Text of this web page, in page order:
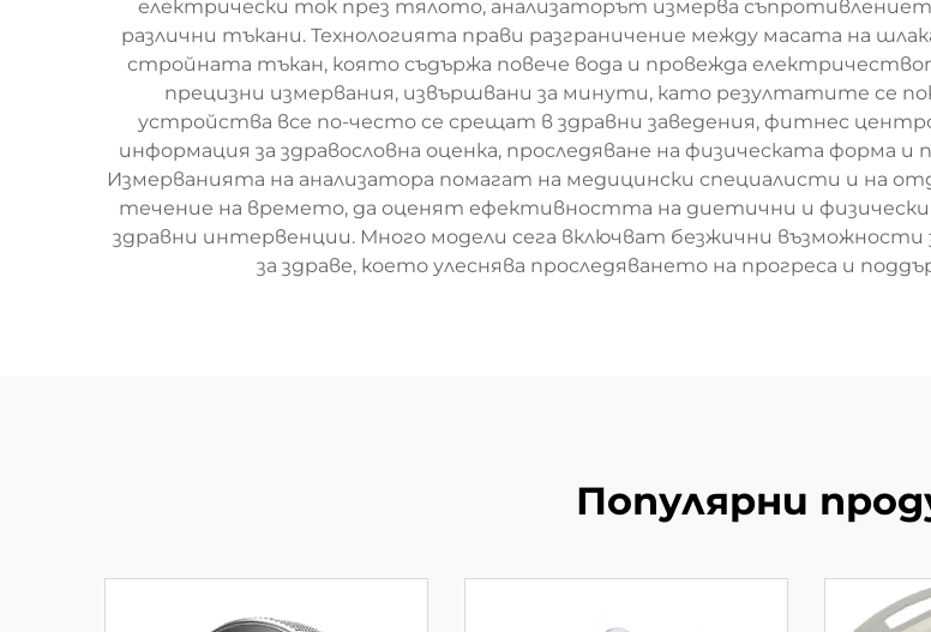
електрически ток през тялото, анализаторът измерва
различни тъкани. Технологията прави разграничение между масата на
стройната тъкан, която съдържа повече вода и провежда
прецизни измервания, извършвани за минути, като резултатите се
устройства все по-често се срещат в здравни заведения, фитнес
информация за здравословна оценка, проследяване на физическата форма и
Измерванията на анализатора помагат на медицински специалисти и на
течение на времето, да оценят ефективността на диетични и
здравни интервенции. Много модели сега включват безжични възможности
за здраве, което улеснява проследяването на прогреса и
Популярни